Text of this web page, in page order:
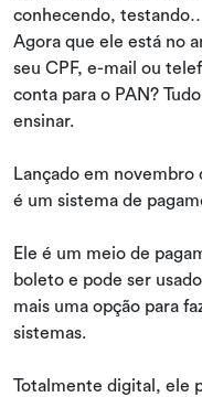
conhecendo,
Agora que ele está no
seu CPF, e-mail ou
conta para o PAN?
ensinar.
Lançado em
é um sistema de
Ele é um meio de
boleto e pode ser
mais uma opção para
sistemas.
Totalmente digital, ele